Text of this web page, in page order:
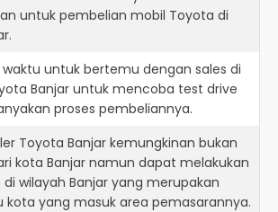
untuk pembelian mobil Toyota di
waktu untuk bertemu dengan sales di
Banjar untuk mencoba test drive
proses pembeliannya.
Toyota Banjar kemungkinan bukan
kota Banjar namun dapat melakukan
wilayah Banjar yang merupakan
kota yang masuk area pemasarannya.